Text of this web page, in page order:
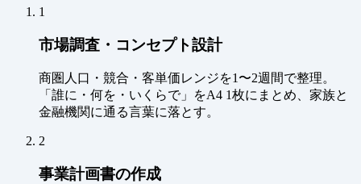
1
市場調査・コンセプト設計
商圏人口・競合・客単価レンジを1〜2週間で整理。
「誰に・何を・いくらで」をA4 1枚にまとめ、家族と
金融機関に通る言葉に落とす。
2
事業計画書の作成